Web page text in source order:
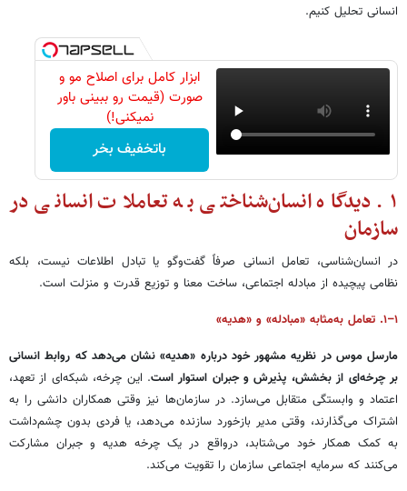
انسانی تحلیل کنیم.
ابزار کامل برای اصلاح مو و
صورت (قیمت رو ببینی باور
نمیکنی!)
باتخفیف بخر
۱. دیدگاه انسان‌شناختی به تعاملات انسانی در
سازمان
در انسان‌شناسی، تعامل انسانی صرفاً گفت‌وگو یا تبادل اطلاعات نیست، بلکه
نظامی پیچیده از مبادله اجتماعی، ساخت معنا و توزیع قدرت و منزلت است.
۱–۱. تعامل به‌مثابه «مبادله» و «هدیه»
مارسل موس در نظریه مشهور خود درباره «هدیه» نشان می‌دهد که روابط انسانی
بر چرخه‌ای از بخشش، پذیرش و جبران استوار است. این چرخه، شبکه‌ای از تعهد،
اعتماد و وابستگی متقابل می‌سازد. در سازمان‌ها نیز وقتی همکاران دانشی را به
اشتراک می‌گذارند، وقتی مدیر بازخورد سازنده می‌دهد، یا فردی بدون چشم‌داشت
به کمک همکار خود می‌شتابد، درواقع در یک چرخه هدیه و جبران مشارکت
می‌کنند که سرمایه اجتماعی سازمان را تقویت می‌کند.